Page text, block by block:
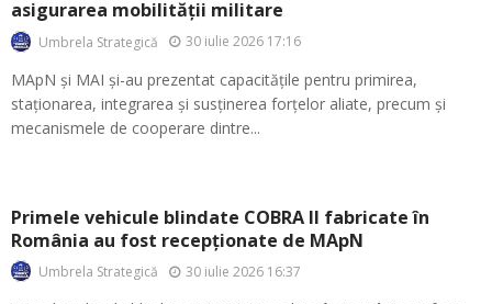
asigurarea mobilității militare
Umbrela Strategică 30 iulie 2026 17:16
MApN și MAI și-au prezentat capacitățile pentru primirea,
staționarea, integrarea și susținerea forțelor aliate, precum și
mecanismele de cooperare dintre...
Primele vehicule blindate COBRA II fabricate în
România au fost recepționate de MApN
Umbrela Strategică 30 iulie 2026 16:37